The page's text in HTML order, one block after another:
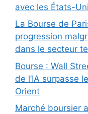
avec les États-
La Bourse de
progression
dans le secteur
Bourse : Wall
de l’IA surpasse
Orient
Marché boursier